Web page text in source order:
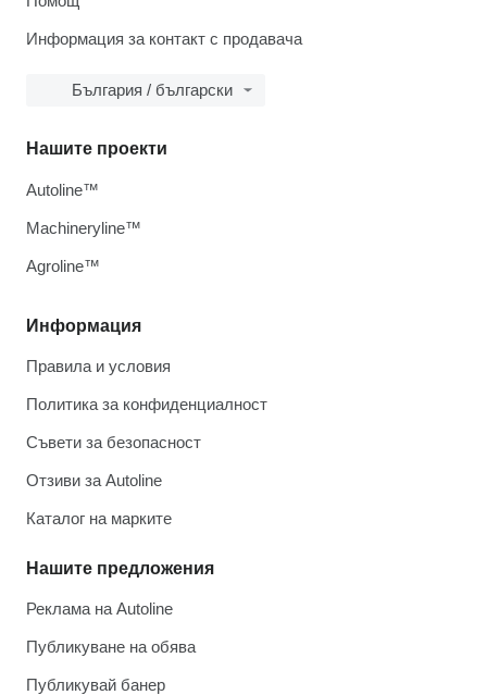
Информация за контакт с продавача
България / български
Информация
Правила и условия
Политика за конфиденциалност
Съвети за безопасност
Отзиви за Autoline
Каталог на марките
Нашите предложения
Реклама на Autoline
Публикуване на обява
Публикувай банер
Нашите проекти
Autoline™
Machineryline™
Agroline™